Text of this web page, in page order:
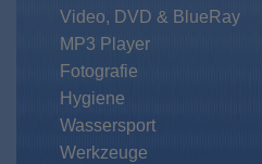
Video, DVD & BlueRay
MP3 Player
Fotografie
Hygiene
Wassersport
Werkzeuge